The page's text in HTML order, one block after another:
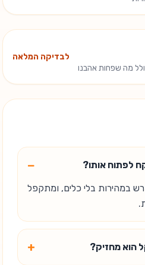
מה שפחות אהבנו
לבדיקה המלאה
לפתוח אותו? −
במהירות בלי כלים, ומתקפל
הוא מחזיק? +